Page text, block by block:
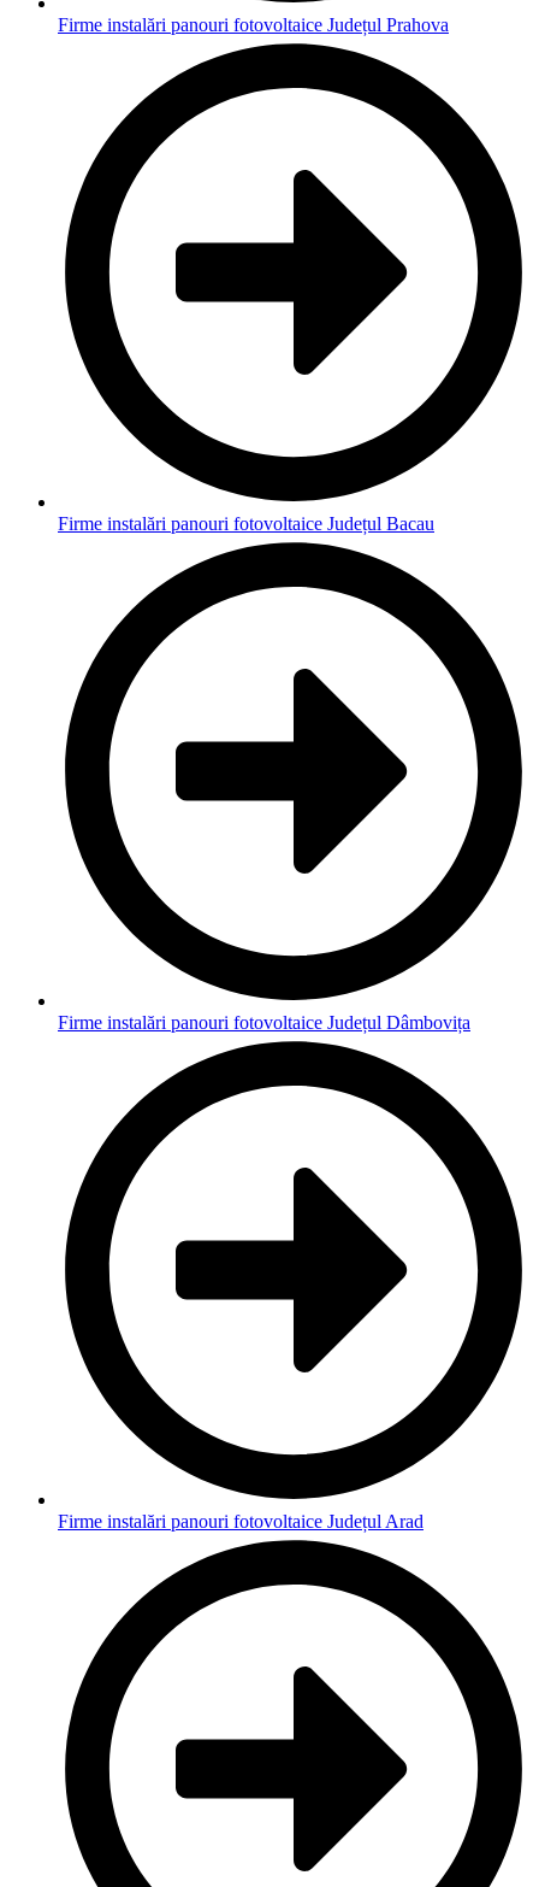
Firme instalări panouri fotovoltaice Județul Prahova
Firme instalări panouri fotovoltaice Județul Bacau
Firme instalări panouri fotovoltaice Județul Dâmbovița
Firme instalări panouri fotovoltaice Județul Arad